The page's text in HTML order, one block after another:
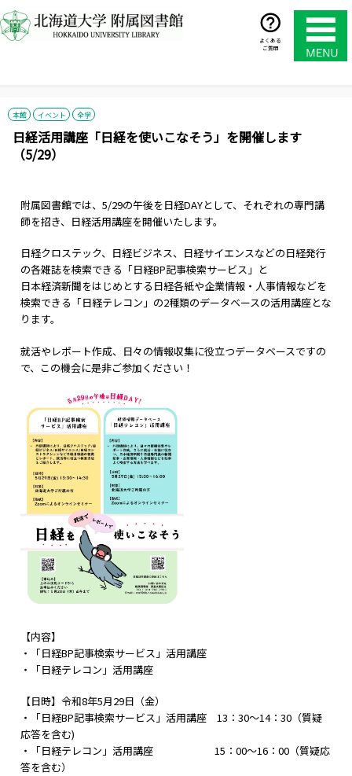
ン
テ
ス
キ
よくある
ご質問
本館 イベント 全学
日経活用講座「日経を使いこなそう」を開催します
（5/29）
附属図書館では、5/29の午後を日経DAYとして、それぞれの専門講
師を招き、日経活用講座を開催いたします。
日経クロステック、日経ビジネス、日経サイエンスなどの日経発行
の各雑誌を検索できる「日経BP記事検索サービス」と
日本経済新聞をはじめとする日経各紙や企業情報・人事情報などを
検索できる「日経テレコン」の2種類のデータベースの活用講座とな
ります。
就活やレポート作成、日々の情報収集に役立つデータベースですの
で、この機会に是非ご参加ください！
【内容】
・「日経BP記事検索サービス」活用講座
・「日経テレコン」活用講座
【日時】令和8年5月29日（金）
・「日経BP記事検索サービス」活用講座 13：30～14：30（質疑
応答を含む)
・「日経テレコン」活用講座 15：00～16：00（質疑応
答を含む）